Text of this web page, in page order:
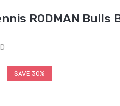
RODMAN
SAVE 30%